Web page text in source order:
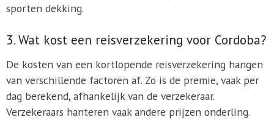
sporten dekking.
3. Wat kost een reisverzekering voor Cordoba?
De kosten van een kortlopende reisverzekering hangen
van verschillende factoren af. Zo is de premie, vaak per
dag berekend, afhankelijk van de verzekeraar.
Verzekeraars hanteren vaak andere prijzen onderling.